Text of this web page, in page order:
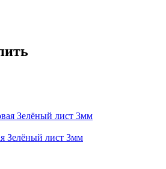
Зелёный лист 3мм